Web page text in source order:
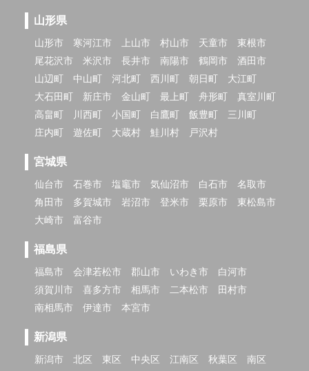
山形県
山形市 寒河江市 上山市 村山市 天童市
東根市
尾花沢市
米沢市 長井市 南陽市 鶴岡市
酒田市
山辺町
中山町 河北町 西川町 朝日町
大江町
大石田町
新庄市 金山町 最上町 舟形町
真室川町
高畠町
川西町 小国町 白鷹町 飯豊町
三川町
庄内町
遊佐町 大蔵村 鮭川村 戸沢村
宮城県
仙台市 石巻市 塩竈市 気仙沼市 白石市
名取市
角田市
多賀城市 岩沼市 登米市 栗原市
東松島市
大崎市
富谷市
福島県
福島市 会津若松市 郡山市 いわき市
白河市
須賀川市
喜多方市 相馬市 二本松市
田村市
南相馬市
伊達市 本宮市
新潟県
新潟市 北区 東区 中央区 江南区 秋葉区
南区